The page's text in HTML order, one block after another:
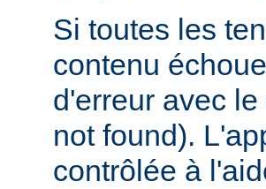
Si toutes les
contenu
d'erreur avec
not found).
contrôlée à